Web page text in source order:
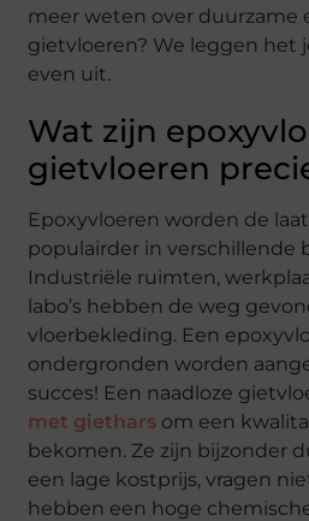
meer weten over duurzame
gietvloeren? We leggen het
even uit.
Wat zijn
gietvloeren
Epoxyvloeren worden de
populairder in verschillende
Industriële ruimten,
labo’s hebben de weg
vloerbekleding. Een
ondergronden worden
succes! Een naadloze
met giethars om een
bekomen. Ze zijn bijzonder
een lage kostprijs, vragen
hebben een hoge